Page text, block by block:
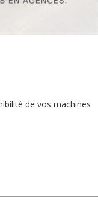
de vos machines